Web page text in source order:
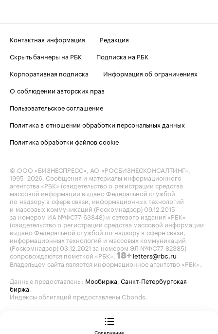
Контактная информация
Редакция
Скрыть баннеры на РБК
Подписка на РБК
Корпоративная подписка
Информация об ограничениях
О соблюдении авторских прав
Пользовательское соглашение
Политика в отношении обработки персональных данных
Политика обработки файлов cookie
© ООО «БИЗНЕСПРЕСС», АО «РОСБИЗНЕСКОНСАЛТИНГ»,
1995–2026 . Сообщения и материалы информационного
агентства «РБК» (свидетельство о регистрации средства
массовой информации выдано Федеральной службой
по надзору в сфере связи, информационных технологий
и массовых коммуникаций (Роскомнадзор) 09.12.2015
за номером ИА №ФС77-63848) и сетевого издания «РБК»
(свидетельство о регистрации средства массовой информации
выдано Федеральной службой по надзору в сфере связи,
информационных технологий и массовых коммуникаций
(Роскомнадзор) 03.12.2021 за номером ЭЛ №ФС77-82385)
сопровождаются пометкой «РБК». 18+ letters@rbc.ru
Владельцем сайта является информационное агентство «РБК».
Данные предоставлены: Мосбиржа Санкт-Петербургская
биржа
Индексы облигаций предоставлены Cbonds.
Содержание